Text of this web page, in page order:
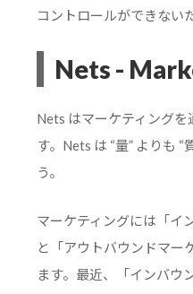
コントロールができない
Nets -
Nets はマーケティング
す。Nets は “量” よりも
う。
マーケティングには「イ
と「アウトバウンドマー
ます。最近、「インバウ